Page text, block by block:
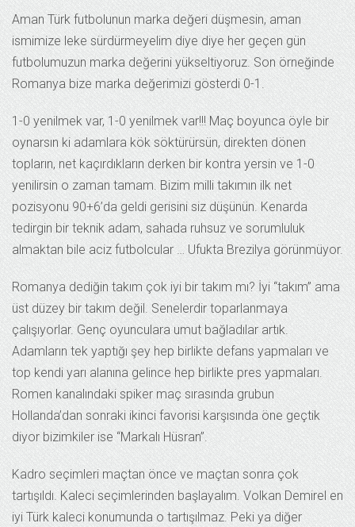
Aman Türk futbolunun marka değeri düşmesin, aman
ismimize leke sürdürmeyelim diye diye her geçen gün
futbolumuzun marka değerini yükseltiyoruz. Son örneğinde
Romanya bize marka değerimizi gösterdi 0-1.
1-0 yenilmek var, 1-0 yenilmek var!!! Maç boyunca öyle bir
oynarsın ki adamlara kök söktürürsün, direkten dönen
topların, net kaçırdıkların derken bir kontra yersin ve 1-0
yenilirsin o zaman tamam. Bizim milli takımın ilk net
pozisyonu 90+6’da geldi gerisini siz düşünün. Kenarda
tedirgin bir teknik adam, sahada ruhsuz ve sorumluluk
almaktan bile aciz futbolcular … Ufukta Brezilya görünmüyor.
Romanya dediğin takım çok iyi bir takım mı? İyi “takım” ama
üst düzey bir takım değil. Senelerdir toparlanmaya
çalışıyorlar. Genç oyunculara umut bağladılar artık.
Adamların tek yaptığı şey hep birlikte defans yapmaları ve
top kendi yarı alanına gelince hep birlikte pres yapmaları.
Romen kanalındaki spiker maç sırasında grubun
Hollanda’dan sonraki ikinci favorisi karşısında öne geçtik
diyor bizimkiler ise “Markalı Hüsran”.
Kadro seçimleri maçtan önce ve maçtan sonra çok
tartışıldı. Kaleci seçimlerinden başlayalım. Volkan Demirel en
iyi Türk kaleci konumunda o tartışılmaz. Peki ya diğer